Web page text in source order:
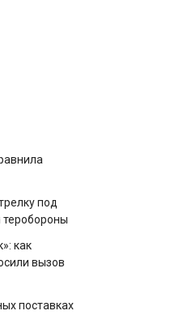
под
теробороны
как
вызов
поставках